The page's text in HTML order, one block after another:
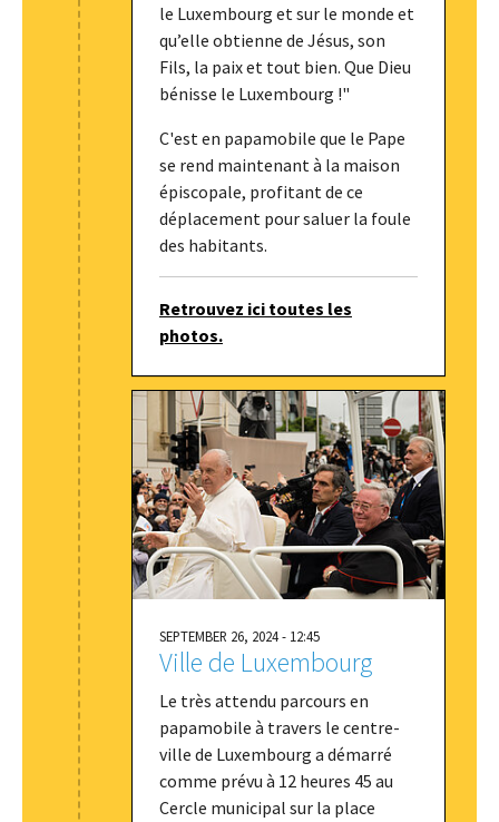
le Luxembourg et sur le monde et
qu’elle obtienne de Jésus, son
Fils, la paix et tout bien. Que Dieu
bénisse le Luxembourg !"
C'est en papamobile que le Pape
se rend maintenant à la maison
épiscopale, profitant de ce
déplacement pour saluer la foule
des habitants.
Retrouvez ici toutes les
photos.
SEPTEMBER 26, 2024 - 12:45
Ville de Luxembourg
Le très attendu parcours en
papamobile à travers le centre-
ville de Luxembourg a démarré
comme prévu à 12 heures 45 au
Cercle municipal sur la place